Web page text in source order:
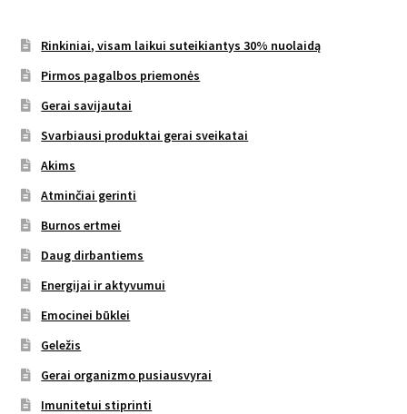
Rinkiniai, visam laikui suteikiantys 30% nuolaidą
Pirmos pagalbos priemonės
Gerai savijautai
Svarbiausi produktai gerai sveikatai
Akims
Atminčiai gerinti
Burnos ertmei
Daug dirbantiems
Energijai ir aktyvumui
Emocinei būklei
Geležis
Gerai organizmo pusiausvyrai
Imunitetui stiprinti